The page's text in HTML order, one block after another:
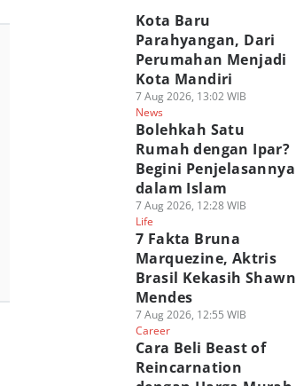
Kota Baru
Parahyangan, Dari
Perumahan Menjadi
Kota Mandiri
7 Aug 2026, 13:02 WIB
News
Bolehkah Satu
Rumah dengan Ipar?
Begini Penjelasannya
dalam Islam
7 Aug 2026, 12:28 WIB
Life
7 Fakta Bruna
Marquezine, Aktris
Brasil Kekasih Shawn
Mendes
7 Aug 2026, 12:55 WIB
Career
Cara Beli Beast of
Reincarnation